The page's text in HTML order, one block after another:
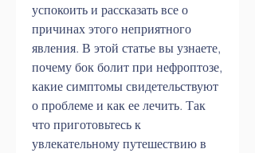
успокоить и рассказать все о
причинах этого неприятного
явления. В этой статье вы узнаете,
почему бок болит при нефроптозе,
какие симптомы свидетельствуют
о проблеме и как ее лечить. Так
что приготовьтесь к
увлекательному путешествию в